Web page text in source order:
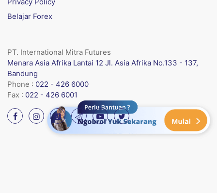
Belajar Forex
PT. International Mitra Futures
Menara Asia Afrika Lantai 12 Jl. Asia Afrika No.133 - 137,
Bandung
Phone : 022 - 426 6000
Fax : 022 - 426 6001